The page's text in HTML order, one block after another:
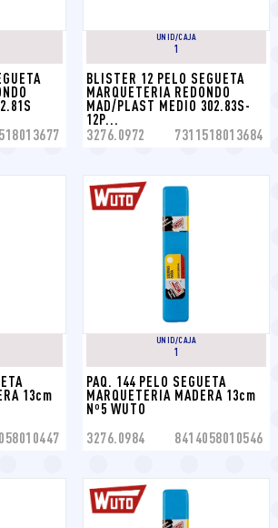
UNID/CAJA
1
BLISTER 12 PELO SEGUETA
MARQUETERIA REDONDO
MAD/PLAST MEDIO 302.83S-
12P...
3276.0972 7311518013684
13cm
UNID/CAJA
1
PAQ. 144 PELO SEGUETA
MARQUETERIA MADERA 13cm
Nº5 WUTO
3276.0984 8414058010546